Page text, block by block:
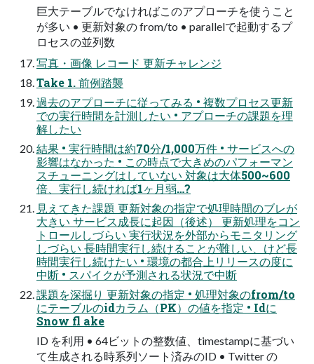
巨⼤テーブルでなければこのアプローチを使うこと
が多い • 更新対象の from/to • parallelで起動するプ
ロセスの並列数
写真・画像 レコード 更新チャレンジ
Take 1. 前例踏襲
過去のアプローチに従ってみる • 複数プロセス更新
での実⾏時間を計測したい • アプローチの課題を理
解したい
結果 • 実⾏時間は約70分/1,000万件 • サービスへの
影響はなかった • この時点で⼤きめのパフォーマン
スチューニングはしていない 対象は⼤体500~600
倍、実⾏し続ければ1ヶ⽉弱…?
⾒えてきた課題 更新対象の指定で処理時間のブレが
⼤きい サービス成⻑に起因（後述） 更新処理をコン
トロールしづらい 実⾏状況を外部からモニタリング
しづらい ⻑時間実⾏し続けることが難しい、けど⻑
時間実⾏し続けたい • 環境の都合上リリースの度に
中断 • スパイクが予測される状況で中断
課題を深掘り 更新対象の指定 • 処理対象のfrom/to
にテーブルのidカラム（PK）の値を指定 • Idに
Snow fl ake
ID を利⽤ • 64ビットの整数値、timestampに基づい
て⽣成される時系列ソート済みのID • Twitter の